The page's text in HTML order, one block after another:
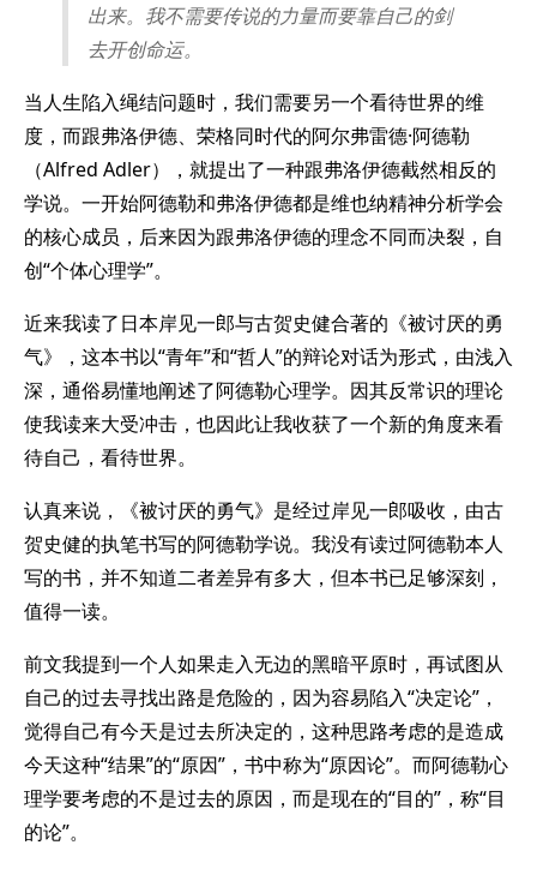
出来。我不需要传说的力量而要靠自己的剑
去开创命运。
当人生陷入绳结问题时，我们需要另一个看待世界的维
度，而跟弗洛伊德、荣格同时代的阿尔弗雷德·阿德勒
（Alfred Adler），就提出了一种跟弗洛伊德截然相反的
学说。一开始阿德勒和弗洛伊德都是维也纳精神分析学会
的核心成员，后来因为跟弗洛伊德的理念不同而决裂，自
创“个体心理学”。
近来我读了日本岸见一郎与古贺史健合著的《被讨厌的勇
气》，这本书以“青年”和“哲人”的辩论对话为形式，由浅入
深，通俗易懂地阐述了阿德勒心理学。因其反常识的理论
使我读来大受冲击，也因此让我收获了一个新的角度来看
待自己，看待世界。
认真来说，《被讨厌的勇气》是经过岸见一郎吸收，由古
贺史健的执笔书写的阿德勒学说。我没有读过阿德勒本人
写的书，并不知道二者差异有多大，但本书已足够深刻，
值得一读。
前文我提到一个人如果走入无边的黑暗平原时，再试图从
自己的过去寻找出路是危险的，因为容易陷入“决定论”，
觉得自己有今天是过去所决定的，这种思路考虑的是造成
今天这种“结果”的“原因”，书中称为“原因论”。而阿德勒心
理学要考虑的不是过去的原因，而是现在的“目的”，称“目
的论”。